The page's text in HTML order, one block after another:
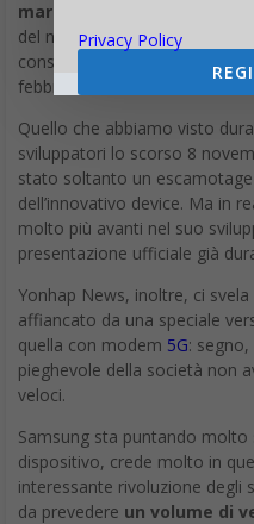
marzo 2019
, ovvero poche
del nuovoGalaxy S10
consueto per il Mobile World
febbraio.
Quello che abbiamo visto
sviluppatori lo scorso 8
stato soltanto un
dell’innovativo device. Ma in
molto più avanti nel suo
presentazione ufficiale già
Yonhap News, inoltre, ci
affiancato da una speciale
quella con modem 5G:
pieghevole della società non
veloci.
Samsung sta puntando
dispositivo, crede molto in
interessante rivoluzione degli
da prevedere un volume di
Privacy Policy